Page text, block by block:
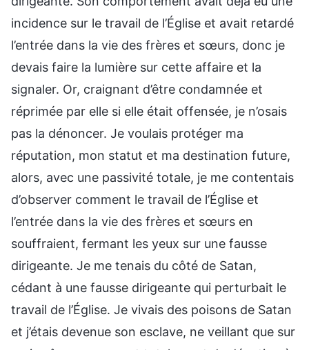
incidence sur le travail de l’Église et avait retardé
l’entrée dans la vie des frères et sœurs, donc je
devais faire la lumière sur cette affaire et la
signaler. Or, craignant d’être condamnée et
réprimée par elle si elle était offensée, je n’osais
pas la dénoncer. Je voulais protéger ma
réputation, mon statut et ma destination future,
alors, avec une passivité totale, je me contentais
d’observer comment le travail de l’Église et
l’entrée dans la vie des frères et sœurs en
souffraient, fermant les yeux sur une fausse
dirigeante. Je me tenais du côté de Satan,
cédant à une fausse dirigeante qui perturbait le
travail de l’Église. Je vivais des poisons de Satan
et j’étais devenue son esclave, ne veillant que sur